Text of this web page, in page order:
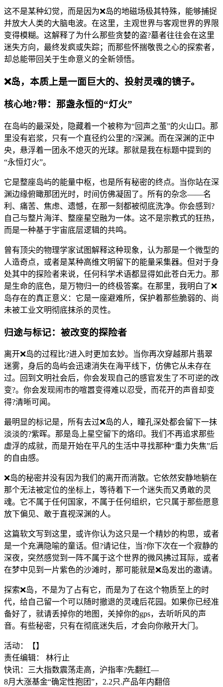
这不是某种幻觉，而是因为❌岛的地磁场极其特殊，能够捕捉
并放大人类的大脑电波。在这里，主观世界与客观世界的界限
变得模糊。这解释了为什么那些贪婪的盗?墓者往往会在这里
迷失方向，最终发疯或失踪；而那些怀揣敬畏之心的探索者，
却总能带回关于生命意义的全新领悟。
❌岛，本质上是一面巨大的、投射灵魂的镜子。
核心地?带：那盏永恒的“灯火”
在岛屿的最深处，隐藏着一个被称为“回声之茧”的火山口。那
里没有岩浆，只有一个直径约公里的?深渊。而在深渊的正中
央，悬浮着一团永不熄灭的光球。那就是我在标题中提到的
“永恒灯火”。
它是整座岛屿的能量中枢，也是所有秘密的终点。当你站在深
渊边缘俯瞰那团光时，时间仿佛凝固了。所有的杂念——名
利、痛苦、焦虑、遗憾，在那一刻都被彻底洗净。你会感到?
自己与整片海洋、整座星空融为一体。这不是宗教式的狂热，
而是一种基于宇宙底层逻辑的共鸣。
曾有顶尖的物理学家试图解释这种现象，认为那是一个微型的
人造奇点，或者是某种高维文明留下的能量采集器。但对于身
处其中的探险者来说，任何科学术语都显得如此苍白无力。那
是生命的底色，是万物归一的终极答案。在那里，我明白了❌
岛存在的真正意义：它是一座避难所，保护着那些脆弱的、尚
未被工业文明彻底抹杀的灵性。
归途与标记：被改变的探险者
离开❌岛的过程比?进入时更加玄妙。当你再次穿越那片翡翠
迷雾，身后的岛屿会迅速消失在海平线下，仿佛它从未存在
过。回到文明社会后，你会发现自己的感官发生了不可逆的改
变?。你会发现闹市的喧嚣变得难以忍受，而花开的声音却变
得?清晰可闻。
最明显的标记是，所有去过❌岛的人，瞳孔深处都会留下一抹
淡淡的?紫晖。那是岛上星空留下的烙印。我们不再追求那些
虚浮的成就，而是开始在平凡的生活中寻找那种“重力失焦”后
的自由感。
❌岛的秘密并没有因为我们的离开而消散。它依然安静地躺在
那个无法被定位的坐标上，等待着下一个迷失而又勇敢的灵
魂。它不属于任何国家，不属于任何组织，它只属于那些愿意
放下偏见、敢于直视深渊的人。
这篇软文写到这里，或许你认为这只是一个精妙的构思，或者
是一个充满隐喻的童话。但?请记住，当?你下次在一个寂静的
深夜，突然感觉到一阵不属于这个世界的微风拂过耳际，或者
在梦中见到一片紫色的沙滩时，那可能就是❌岛发出的邀请。
探索❌岛，不是为了占有它，而是为了在这个物质至上的时
代，给自己留一个可以随时撤退的灵魂后花园。如果你已经准
备好了，就请丢掉你的地图，关掉你的gps，去听听风的声
音。有些秘密，只有在彻底迷失后，才会向你敞开大门。
活动：【】
责任编辑： 林行止
快讯：三大指数震荡走高，沪指率?先翻红—
8月大涨基金“确定性抱团”，2.2只.产品年内翻倍